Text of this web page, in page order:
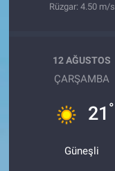
Rüzgar: 4.50 m/s
12 AĞUSTOS
ÇARŞAMBA
21 °
Güneşli